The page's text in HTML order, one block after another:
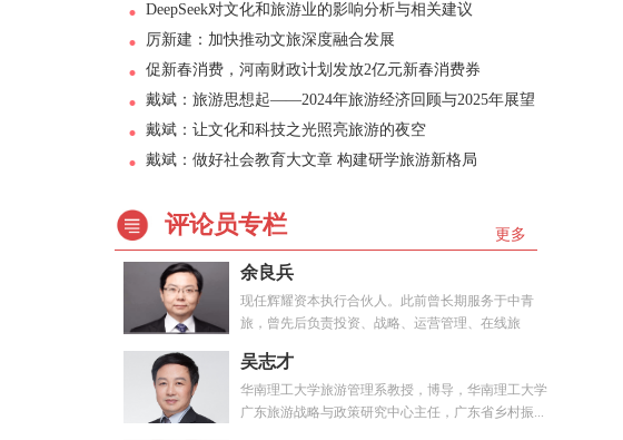
DeepSeek对文化和旅游业的影响分析与相关建议
厉新建：加快推动文旅深度融合发展
促新春消费，河南财政计划发放2亿元新春消费券
戴斌：旅游思想起——2024年旅游经济回顾与2025年展望
戴斌：让文化和科技之光照亮旅游的夜空
戴斌：做好社会教育大文章 构建研学旅游新格局
更多
评论员专栏
余良兵
现任辉耀资本执行合伙人。此前曾长期服务于中青
旅，曾先后负责投资、战略、运营管理、在线旅
吴志才
华南理工大学旅游管理系教授，博导，华南理工大学
广东旅游战略与政策研究中心主任，广东省乡村振...